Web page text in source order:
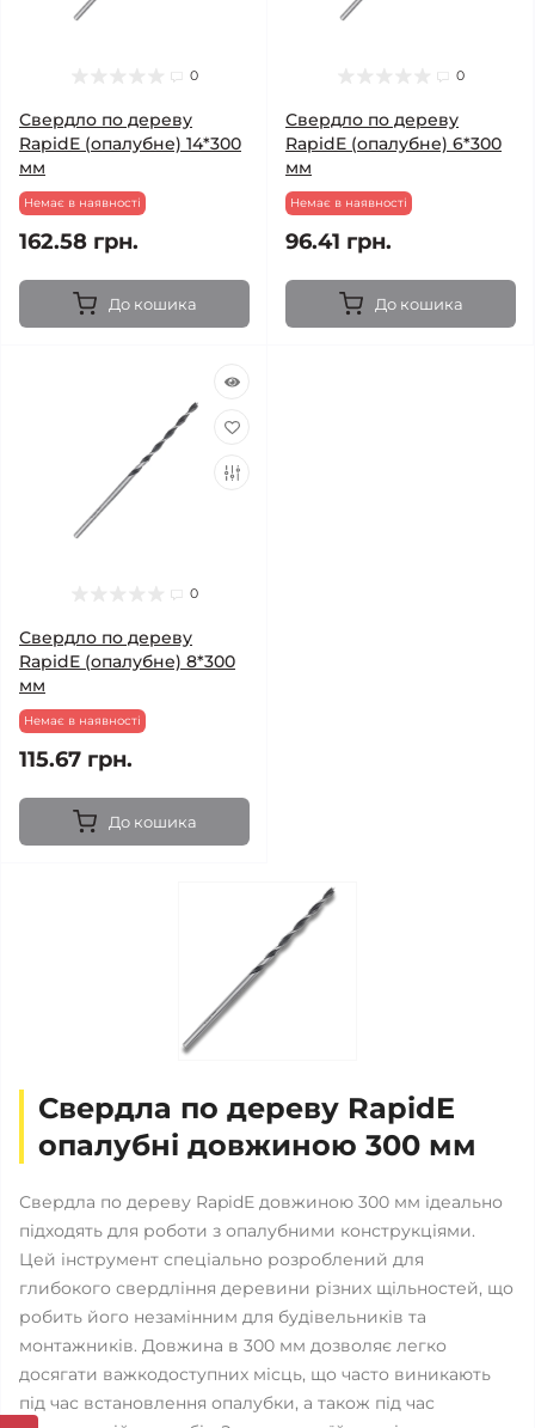
0
Свердло по дереву
RapidE (опалубне) 14*300
мм
Немає в наявності
162.58 грн.
До кошика
0
Свердло по дереву
RapidE (опалубне) 6*300
мм
Немає в наявності
96.41 грн.
До кошика
0
Свердло по дереву
RapidE (опалубне) 8*300
мм
Немає в наявності
115.67 грн.
До кошика
Свердла по дереву RapidE
опалубні довжиною 300 мм
Свердла по дереву RapidE довжиною 300 мм ідеально
підходять для роботи з опалубними конструкціями.
Цей інструмент спеціально розроблений для
глибокого свердління деревини різних щільностей, що
робить його незамінним для будівельників та
монтажників. Довжина в 300 мм дозволяє легко
досягати важкодоступних місць, що часто виникають
під час встановлення опалубки, а також під час